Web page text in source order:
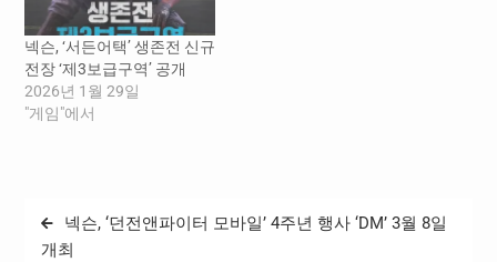
6월 11일까지 ‘로데오 솔
로’…
넥슨, ‘서든어택’ 생존전 신규
전장 ‘제3보급구역’ 공개
2026년 1월 29일
"게임"에서
글
탐
넥슨, ‘던전앤파이터 모바일’ 4주년 행사 ‘DM’ 3월 8일
개최